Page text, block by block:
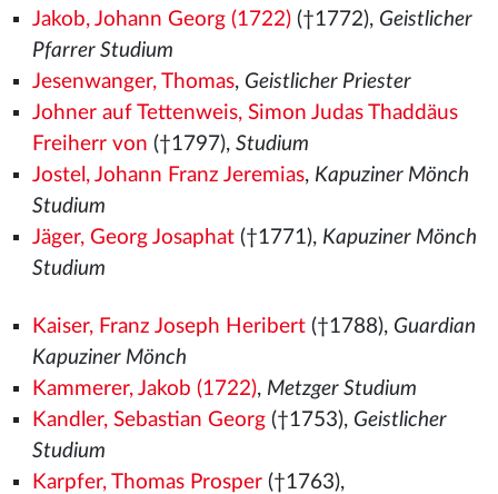
Jakob, Johann Georg (1722)(†1772), Geistlicher
Pfarrer Studium
Jesenwanger, Thomas, Geistlicher Priester
Johner auf Tettenweis, Simon Judas Thaddäus
Freiherr von (†1797), Studium
Jostel, Johann Franz Jeremias, Kapuziner Mönch
Studium
Jäger, Georg Josaphat(†1771), Kapuziner Mönch
Studium
Kaiser, Franz Joseph Heribert(†1788), Guardian
Kapuziner Mönch
Kammerer, Jakob (1722), Metzger Studium
Kandler, Sebastian Georg(†1753), Geistlicher
Studium
Karpfer, Thomas Prosper(†1763),